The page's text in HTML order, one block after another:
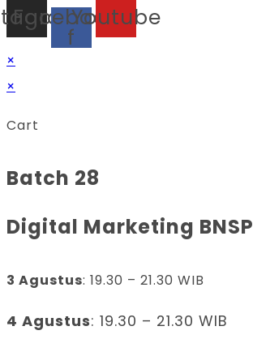
Facebook-
f
Youtube
×
×
Cart
Batch 28
Digital Marketing BNSP
3 Agustus: 19.30 – 21.30 WIB
4 Agustus: 19.30 – 21.30 WIB